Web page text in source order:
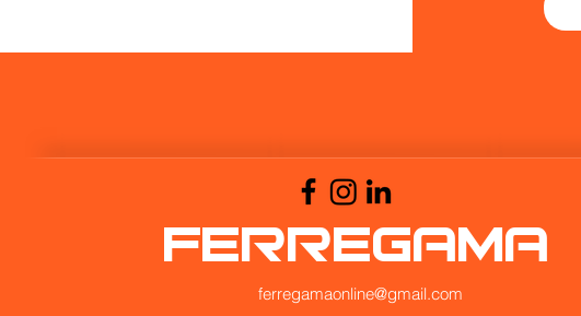
ferregamaonline@gmail.com
FERREGAMA